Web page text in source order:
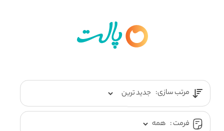
مرتب سازی:
فرمت :